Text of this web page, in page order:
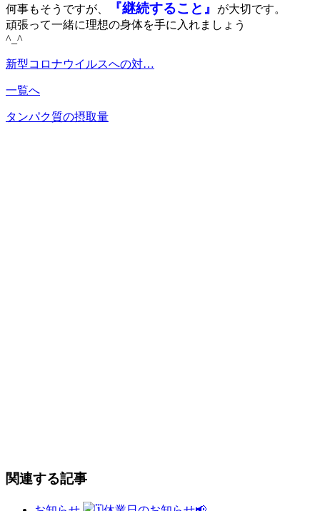
何事もそうですが、 『継続すること』
が大切です。
頑張って一緒に理想の身体を手に入れましょう
^_^
新型コロナウイルスへの対…
一覧へ
タンパク質の摂取量
関連する記事